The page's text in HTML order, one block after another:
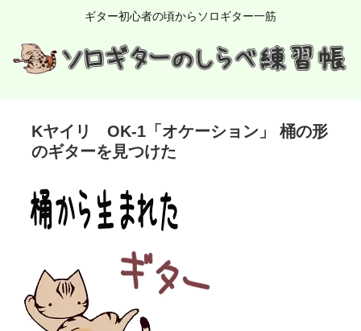
ギター初心者の頃からソロギター一筋
Kヤイリ OK-1「オケーション」 桶の形
のギターを見つけた